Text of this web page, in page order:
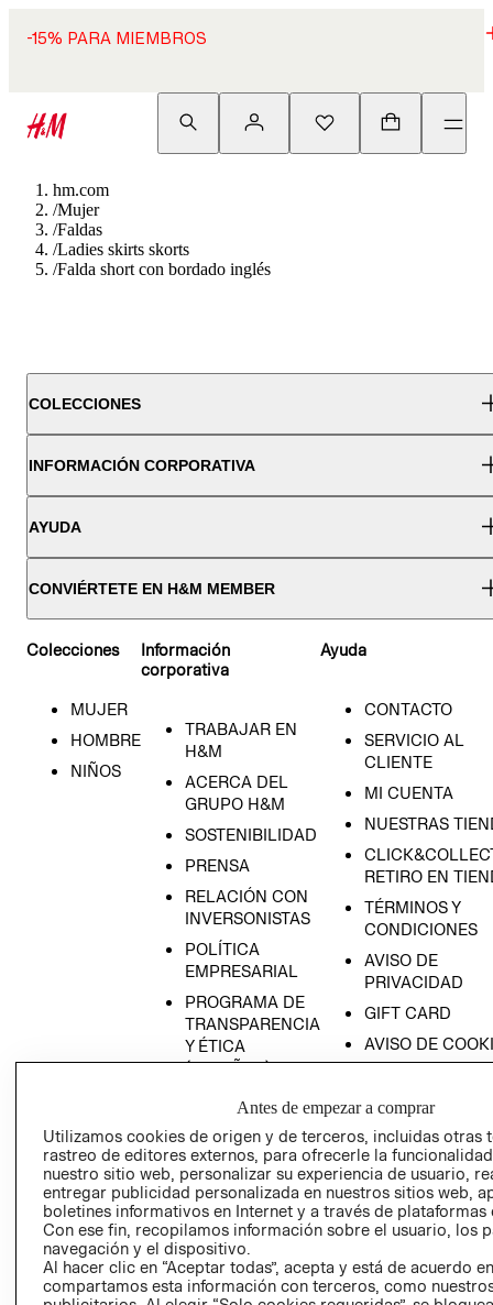
-15% PARA MIEMBROS
hm.com
/Mujer
/Faldas
/Ladies skirts skorts
/Falda short con bordado inglés
COLECCIONES
INFORMACIÓN CORPORATIVA
AYUDA
CONVIÉRTETE EN H&M MEMBER
Colecciones
MUJER
HOMBRE
NIÑOS
Información
corporativa
TRABAJAR EN
H&M
ACERCA DEL
GRUPO H&M
SOSTENIBILIDAD
PRENSA
RELACIÓN CON
INVERSONISTAS
POLÍTICA
EMPRESARIAL
PROGRAMA DE
TRANSPARENCIA
Y ÉTICA
(ESPAÑOL)
PROGRAMA DE
Y ÉTICA (INGLÉS)
Ayuda
CONTACTO
SERVICIO AL
CLIENTE
MI CUENTA
NUESTRAS
RETIRO EN
TÉRMINOS Y
CONDICIONES
AVISO DE
PRIVACIDAD
GIFT CARD
AVISO DE
COMERCIO - SIC
PETICIONES
QUEJAS Y
RECLAMOS
Antes de empezar a comprar
Utilizamos cookies de origen y de terceros, incluidas otras
rastreo de editores externos, para ofrecerle la
nuestro sitio web, personalizar su experiencia de usuario,
entregar publicidad personalizada en nuestros sitios web,
boletines informativos en Internet y a través de plataformas
Con ese fin, recopilamos información sobre el usuario, los
navegación y el dispositivo.
Al hacer clic en “Aceptar todas”, acepta y está de acuerdo
compartamos esta información con terceros, como